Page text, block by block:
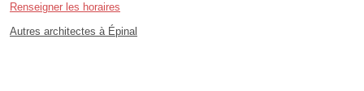
Renseigner les horaires
Autres architectes à Épinal